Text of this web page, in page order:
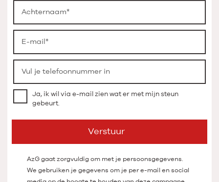
Ja, ik wil via e-mail zien wat er met mijn steun
gebeurt.
Verstuur
AzG gaat zorgvuldig om met je persoonsgegevens.
We gebruiken je gegevens om je per e-mail en social